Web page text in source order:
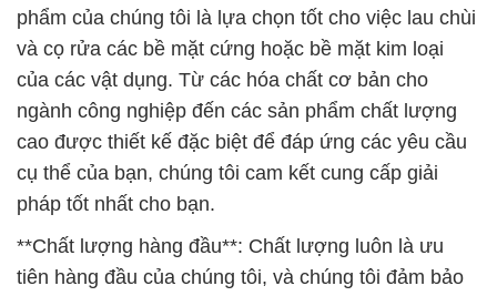
phẩm của chúng tôi là lựa chọn tốt cho việc lau chùi
và cọ rửa các bề mặt cứng hoặc bề mặt kim loại
của các vật dụng. Từ các hóa chất cơ bản cho
ngành công nghiệp đến các sản phẩm chất lượng
cao được thiết kế đặc biệt để đáp ứng các yêu cầu
cụ thể của bạn, chúng tôi cam kết cung cấp giải
pháp tốt nhất cho bạn.
**Chất lượng hàng đầu**: Chất lượng luôn là ưu
tiên hàng đầu của chúng tôi, và chúng tôi đảm bảo